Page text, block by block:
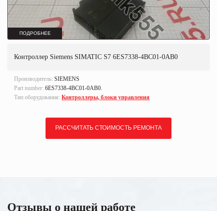
ПОДРОБНЕЕ
Контроллер Siemens SIMATIC S7 6ES7338-4BC01-0AB0
Производитель: SIEMENS
Part number: 6ES7338-4BC01-0AB0.
Тип оборудования: Контроллеры, блоки управления
РАССЧИТАТЬ СТОИМОСТЬ РЕМОНТА
Отзывы о нашей работе